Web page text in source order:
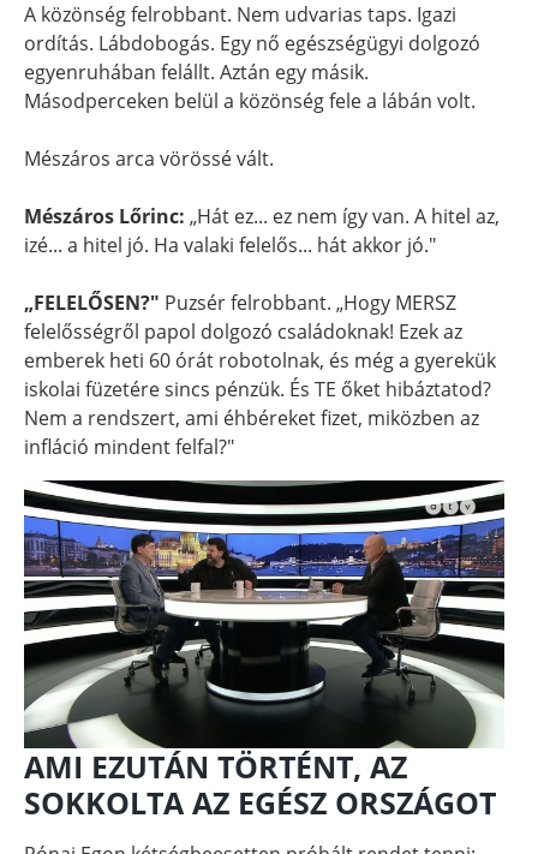
A közönség felrobbant. Nem udvarias taps. Igazi
ordítás. Lábdobogás. Egy nő egészségügyi dolgozó
egyenruhában felállt. Aztán egy másik.
Másodperceken belül a közönség fele a lábán volt.
Mészáros arca vörössé vált.
Mészáros Lőrinc: „Hát ez... ez nem így van. A hitel az,
izé... a hitel jó. Ha valaki felelős... hát akkor jó."
„FELELŐSEN?" Puzsér felrobbant. „Hogy MERSZ
felelősségről papol dolgozó családoknak! Ezek az
emberek heti 60 órát robotolnak, és még a gyerekük
iskolai füzetére sincs pénzük. És TE őket hibáztatod?
Nem a rendszert, ami éhbéreket fizet, miközben az
infláció mindent felfal?"
AMI EZUTÁN TÖRTÉNT, AZ
SOKKOLTA AZ EGÉSZ ORSZÁGOT